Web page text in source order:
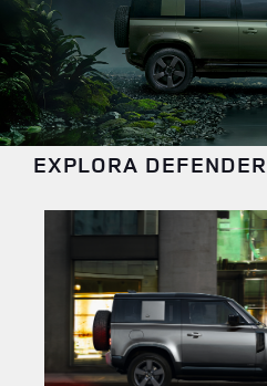
EXPLORA DEFENDER